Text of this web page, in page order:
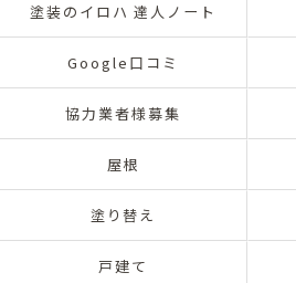
塗装のイロハ 達人ノート
Google口コミ
協力業者様募集
屋根
塗り替え
戸建て